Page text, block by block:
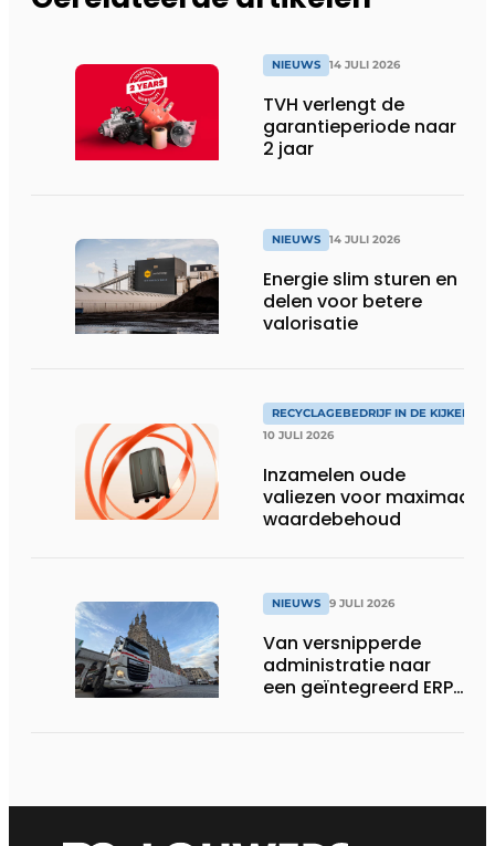
NIEUWS 14 JULI 2026
TVH verlengt de
garantieperiode naar
2 jaar
NIEUWS 14 JULI 2026
Energie slim sturen en
delen voor betere
valorisatie
RECYCLAGEBEDRIJF IN DE KIJKER
10 JULI 2026
Inzamelen oude
valiezen voor maximaal
waardebehoud
NIEUWS 9 JULI 2026
Van versnipperde
administratie naar
een geïntegreerd ERP-